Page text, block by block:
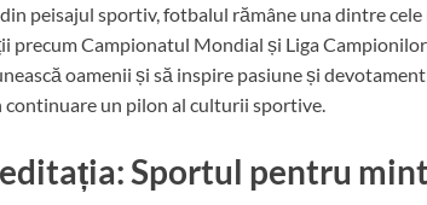
peisajul sportiv, fotbalul rămâne una dintre
precum Campionatul Mondial și Liga
oamenii și să inspire pasiune și
continuare un pilon al culturii sportive.
Sportul pentru